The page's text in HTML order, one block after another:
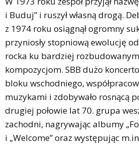
i Buduj” i ruszył własną drogą.
z 1974 roku osiągnął ogromny
przyniosły stopniową ewolucję
rocka ku bardziej
kompozycjom. SBB dużo
bloku wschodniego,
muzykami i zdobywało rosnącą
drugiej połowie lat 70. grupa
zachodni, nagrywając albumy
i „Welcome” oraz występując